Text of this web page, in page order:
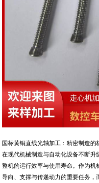
国标黄铜直线光轴加工：精密制造的
在现代机械制造与自动化设备不断
整机的运行效率与使用寿命。作为
导向、支撑与传递动力的重要任务